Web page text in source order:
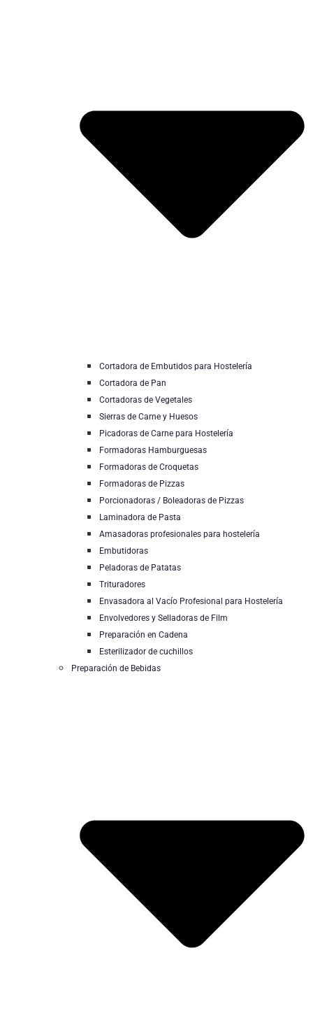
Cortadora de Embutidos para Hostelería
Cortadora de Pan
Cortadoras de Vegetales
Sierras de Carne y Huesos
Picadoras de Carne para Hostelería
Formadoras Hamburguesas
Formadoras de Croquetas
Formadoras de Pizzas
Porcionadoras / Boleadoras de Pizzas
Laminadora de Pasta
Amasadoras profesionales para hostelería
Embutidoras
Peladoras de Patatas
Trituradores
Envasadora al Vacío Profesional para Hostelería
Envolvedores y Selladoras de Film
Preparación en Cadena
Esterilizador de cuchillos
Preparación de Bebidas